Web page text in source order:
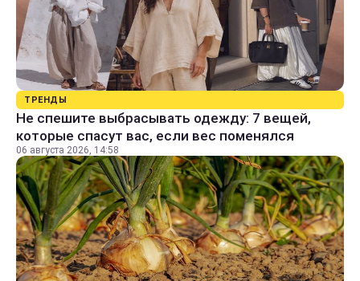
ТРЕНДЫ
Не спешите выбрасывать одежду: 7 вещей,
которые спасут вас, если вес поменялся
06 августа 2026, 14:58